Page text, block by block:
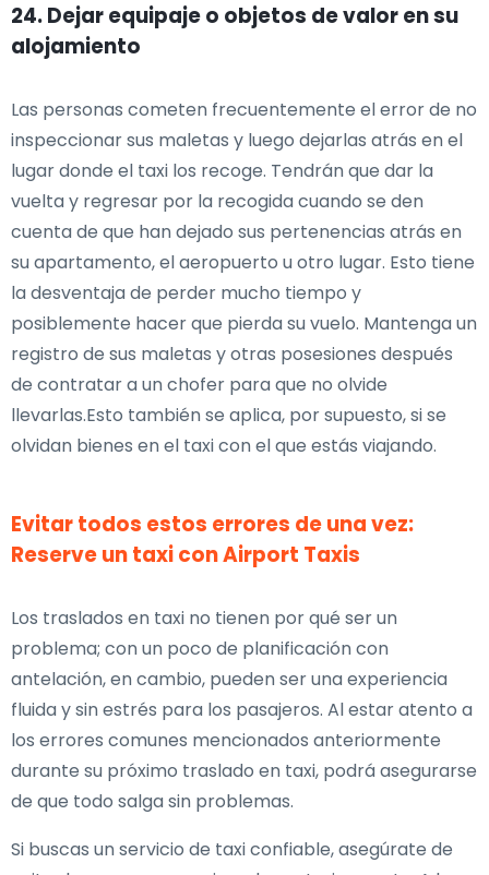
24. Dejar equipaje o objetos de valor en su
alojamiento
Las personas cometen frecuentemente el error de no
inspeccionar sus maletas y luego dejarlas atrás en el
lugar donde el taxi los recoge. Tendrán que dar la
vuelta y regresar por la recogida cuando se den
cuenta de que han dejado sus pertenencias atrás en
su apartamento, el aeropuerto u otro lugar. Esto tiene
la desventaja de perder mucho tiempo y
posiblemente hacer que pierda su vuelo. Mantenga un
registro de sus maletas y otras posesiones después
de contratar a un chofer para que no olvide
llevarlas.Esto también se aplica, por supuesto, si se
olvidan bienes en el taxi con el que estás viajando.
Evitar todos estos errores de una vez:
Reserve un taxi con Airport Taxis
Los traslados en taxi no tienen por qué ser un
problema; con un poco de planificación con
antelación, en cambio, pueden ser una experiencia
fluida y sin estrés para los pasajeros. Al estar atento a
los errores comunes mencionados anteriormente
durante su próximo traslado en taxi, podrá asegurarse
de que todo salga sin problemas.
Si buscas un servicio de taxi confiable, asegúrate de